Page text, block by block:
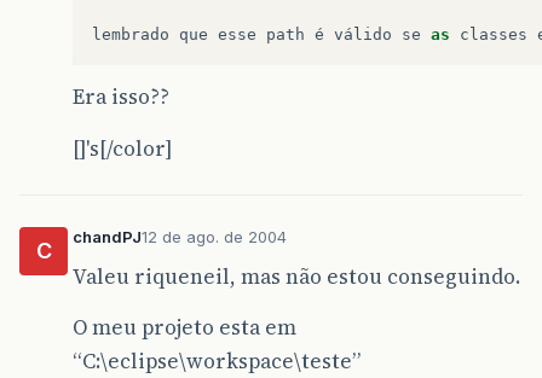
lembrado que esse path é válido se as classes
Era isso??
[]'s[/color]
C
chandPJ12 de ago. de 2004
Valeu riqueneil, mas não estou conseguindo.
O meu projeto esta em
“C:\eclipse\workspace\teste”